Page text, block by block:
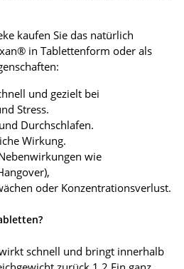
kaufen Sie das natürlich
in Tablettenform oder als
und gezielt bei
Stress.
Durchschlafen.
Wirkung.
wie
oder Konzentrationsverlust.
schnell und bringt innerhalb